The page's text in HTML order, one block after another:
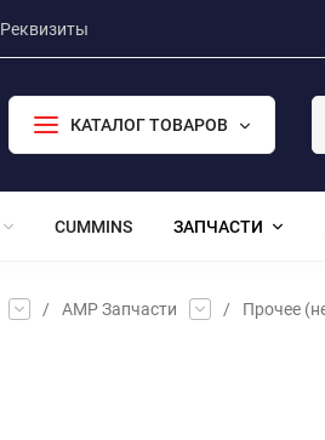
Реквизиты
КАТАЛОГ ТОВАРОВ
CUMMINS ЗАПЧАСТИ
/ АМР Запчасти / Прочее